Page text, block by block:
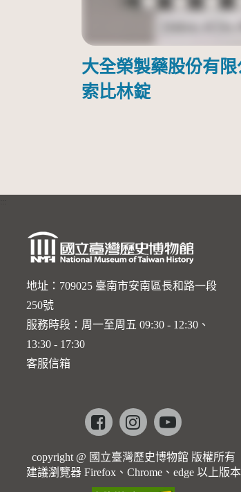
大全榮製藥股份有
索比林錠
地址：709025 臺南市安南區長和路一段
250號
服務時段：周一至周五 09:30 - 12:30、
13:30 - 17:30
客服信箱
Facebookinstagramyoutube
copyright @ 國立臺灣歷史博物館 版權所有
建議瀏覽器 Firefox、Chrome、edge 以上版本